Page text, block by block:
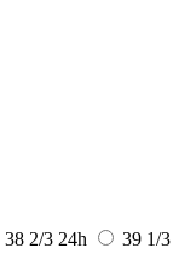
38 2/3 24h
39 1/3